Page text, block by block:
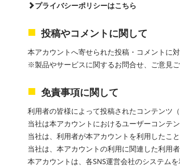
プライバシーポリシーはこちら
投稿やコメントに関して
本アカウントへ寄せられた投稿・コメントに
※製品やサービスに関するお問合せ、ご意見ご
免責事項に関して
利用者の皆様によって投稿されたコンテンツ
当社は本アカウントにおけるユーザーコンテ
当社は、利用者が本アカウントを利用したこ
当社は、本アカウントの利用に関連した利用
本アカウントは、各SNS運営会社のシステム